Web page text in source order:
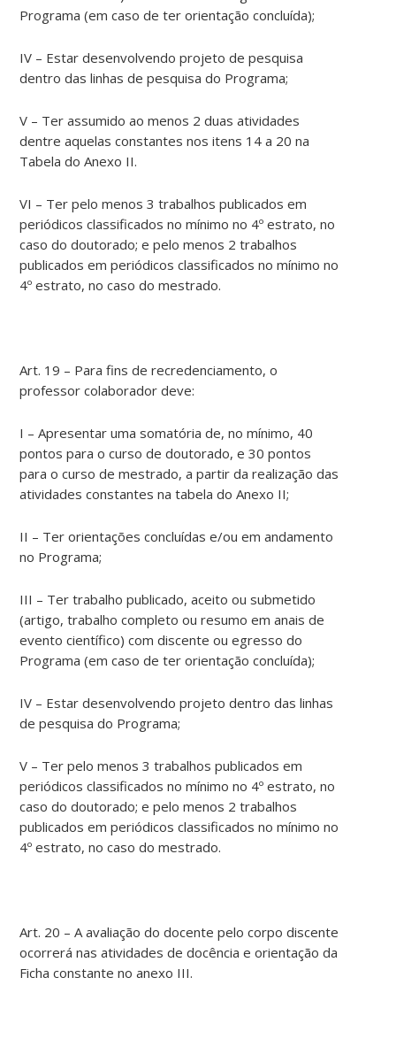
Programa (em caso de ter orientação concluída);
IV – Estar desenvolvendo projeto de pesquisa
dentro das linhas de pesquisa do Programa;
V – Ter assumido ao menos 2 duas atividades
dentre aquelas constantes nos itens 14 a 20 na
Tabela do Anexo II.
VI – Ter pelo menos 3 trabalhos publicados em
periódicos classificados no mínimo no 4º estrato, no
caso do doutorado; e pelo menos 2 trabalhos
publicados em periódicos classificados no mínimo no
4º estrato, no caso do mestrado.
Art. 19 – Para fins de recredenciamento, o
professor colaborador deve:
I – Apresentar uma somatória de, no mínimo, 40
pontos para o curso de doutorado, e 30 pontos
para o curso de mestrado, a partir da realização das
atividades constantes na tabela do Anexo II;
II – Ter orientações concluídas e/ou em andamento
no Programa;
III – Ter trabalho publicado, aceito ou submetido
(artigo, trabalho completo ou resumo em anais de
evento científico) com discente ou egresso do
Programa (em caso de ter orientação concluída);
IV – Estar desenvolvendo projeto dentro das linhas
de pesquisa do Programa;
V – Ter pelo menos 3 trabalhos publicados em
periódicos classificados no mínimo no 4º estrato, no
caso do doutorado; e pelo menos 2 trabalhos
publicados em periódicos classificados no mínimo no
4º estrato, no caso do mestrado.
Art. 20 – A avaliação do docente pelo corpo discente
ocorrerá nas atividades de docência e orientação da
Ficha constante no anexo III.